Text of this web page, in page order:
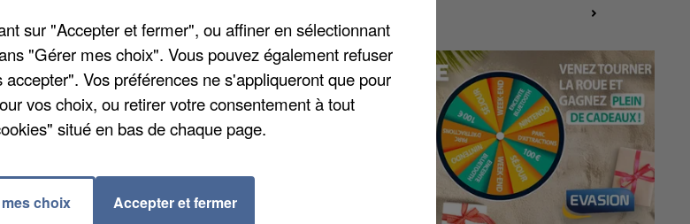
situé à Chessy. L'hôtel Cheyenne va
Dans un courrier adressé aux
a confirmé que l'établissement ne
20 juillet, cinq jours après la grande
sur "Accepter et fermer", ou affiner en sélectionnant
"Gérer mes choix". Vous pouvez également refuser
Vos préférences ne s'appliqueront que pour
vos choix, ou retirer votre consentement à tout
situé en bas de chaque page.
choix Accepter et fermer